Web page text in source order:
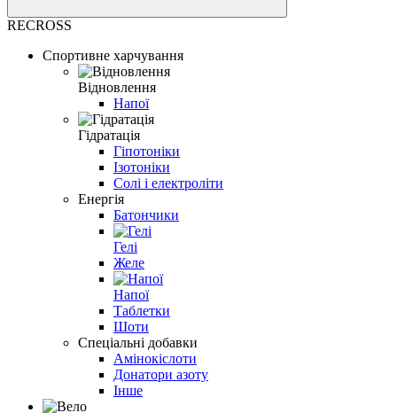
RECROSS
Спортивне харчування
Відновлення
Напої
Гідратація
Гіпотоніки
Ізотоніки
Солі і електроліти
Енергія
Батончики
Гелі
Желе
Напої
Таблетки
Шоти
Спеціальні добавки
Амінокіслоти
Донатори азоту
Інше